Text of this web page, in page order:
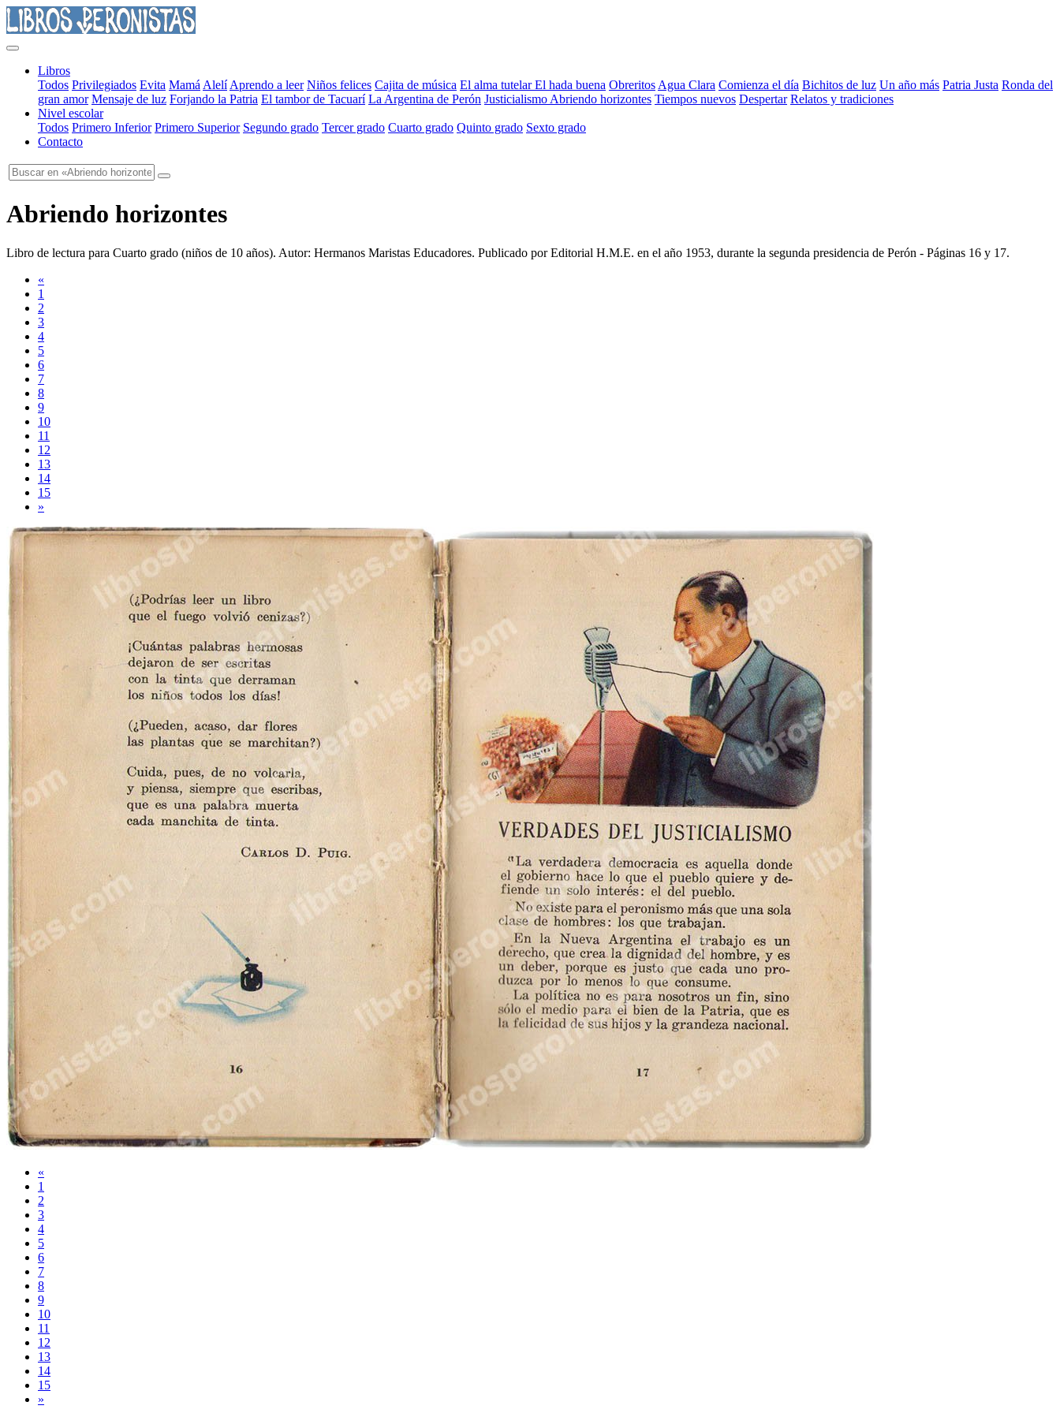
Libros
Todos Privilegiados Evita Mamá Alelí Aprendo a leer Niños felices Cajita de música El alma tutelarEl hada buena Obreritos Agua Clara Comienza el día Bichitos de luz Un año más Patria Justa Ronda del
gran amor Mensaje de luz Forjando la Patria El tambor de Tacuarí La Argentina de Perón Justicialismo Abriendo horizontes Tiempos nuevos Despertar Relatos y tradiciones
Nivel escolar
Todos Primero Inferior Primero Superior Segundo grado Tercer grado Cuarto grado Quinto grado Sexto grado
Contacto
Abriendo horizontes
Libro de lectura para Cuarto grado (niños de 10 años). Autor: Hermanos Maristas Educadores. Publicado porEditorial H.M.E. en el año 1953, durante la segunda presidencia de Perón - Páginas 16 y 17.
«
1
2
3
4
5
6
7
8
9
10
11
12
13
14
15
»
«
1
2
3
4
5
6
7
8
9
10
11
12
13
14
15
»